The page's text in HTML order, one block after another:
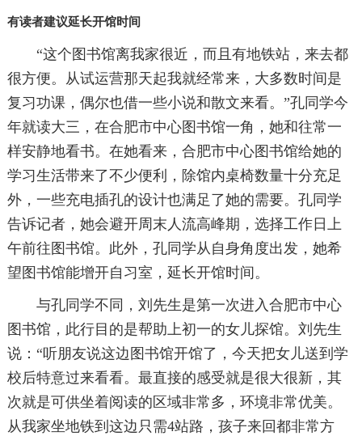
有读者建议延长开馆时间
“这个图书馆离我家很近，而且有地铁站，来去都
很方便。从试运营那天起我就经常来，大多数时间是
复习功课，偶尔也借一些小说和散文来看。”孔同学今
年就读大三，在合肥市中心图书馆一角，她和往常一
样安静地看书。在她看来，合肥市中心图书馆给她的
学习生活带来了不少便利，除馆内桌椅数量十分充足
外，一些充电插孔的设计也满足了她的需要。孔同学
告诉记者，她会避开周末人流高峰期，选择工作日上
午前往图书馆。此外，孔同学从自身角度出发，她希
望图书馆能增开自习室，延长开馆时间。
与孔同学不同，刘先生是第一次进入合肥市中心
图书馆，此行目的是帮助上初一的女儿探馆。刘先生
说：“听朋友说这边图书馆开馆了，今天把女儿送到学
校后特意过来看看。最直接的感受就是很大很新，其
次就是可供坐着阅读的区域非常多，环境非常优美。
从我家坐地铁到这边只需4站路，孩子来回都非常方